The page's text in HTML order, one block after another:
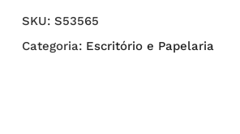
SKU: S53565
Categoria: Escritório e Papelaria